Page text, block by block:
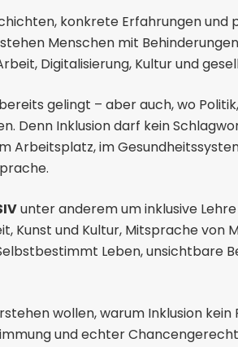
konkrete Erfahrungen und
Menschen mit
Digitalisierung, Kultur und
gelingt – aber auch, wo
Denn Inklusion darf kein
Arbeitsplatz, im
unter anderem um inklusive
Kunst und Kultur, Mitsprache von
Leben, unsichtbare
wollen, warum Inklusion kein
und echter